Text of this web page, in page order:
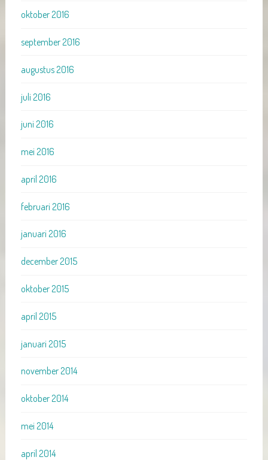
oktober 2016
september 2016
augustus 2016
juli 2016
juni 2016
mei 2016
april 2016
februari 2016
januari 2016
december 2015
oktober 2015
april 2015
januari 2015
november 2014
oktober 2014
mei 2014
april 2014